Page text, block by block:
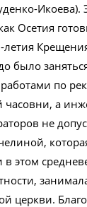
Икоева).
Осетия
было
по
часовни, а
не
в этом
церкви.